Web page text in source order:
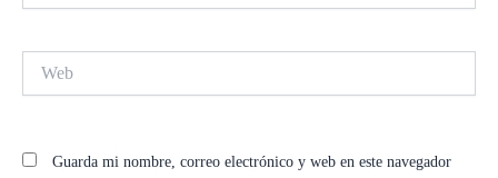
Guarda mi nombre, correo electrónico y web en este navegador